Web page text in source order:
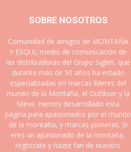
SOBRE NOSOTROS
Comunidad de amigos de MONTAÑA
Y ESQUI, medio de comunicación de
las distribuidoras del Grupo Siglim, que
durante más de 50 años ha estado
especializadas en marcas líderes del
mundo de la Montaña, el Outdoor y la
Nieve. Hemos desarrollado esta
página para apasionados por el mundo
de la montaña, y marcas pioneras. Si
eres un apasionado de la montaña,
regístrate y hazte fan de nuestro